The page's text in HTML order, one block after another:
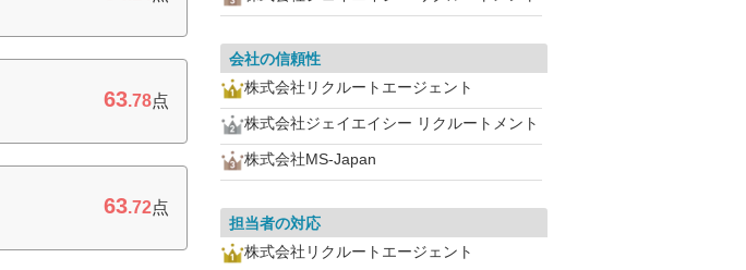
63.78点
63.72点
会社の信頼性
株式会社リクルートエージェント
株式会社ジェイエイシー リクルートメント
株式会社MS-Japan
担当者の対応
株式会社リクルートエージェント